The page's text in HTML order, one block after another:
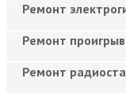
Ремонт
Ремонт
Ремонт